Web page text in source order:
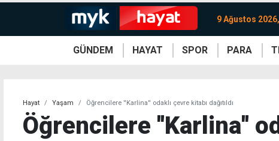
9 Ağustos
GÜNDEM HAYAT SPOR PARA
Hayat Yaşam Öğrencilere ''Karlina'' odaklı çevre kitabı dağıtıldı
Öğrencilere ''Karlina''